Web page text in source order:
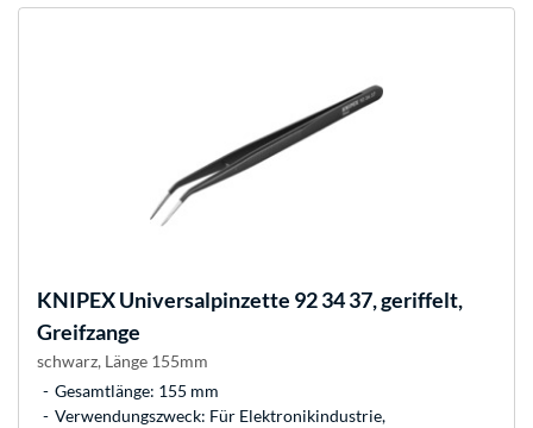
KNIPEXUniversalpinzette 92 34 37, geriffelt,
Greifzange
schwarz, Länge 155mm
Gesamtlänge: 155 mm
Verwendungszweck: Für Elektronikindustrie,